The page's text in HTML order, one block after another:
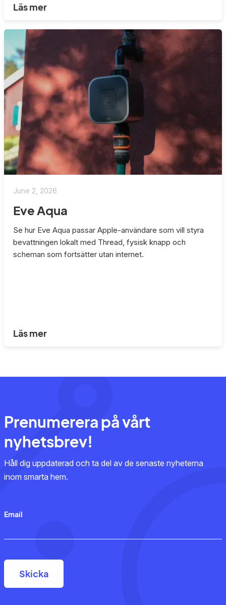
Läs mer
June 2, 2026
Eve Aqua
Se hur Eve Aqua passar Apple-användare som vill styra
bevattningen lokalt med Thread, fysisk knapp och
scheman som fortsätter utan internet.
Läs mer
Prenumerera på vårt
nyhetsbrev!
Håll dig uppdaterad och ta del av de senaste nyheterna
inom smarta hem.
Email